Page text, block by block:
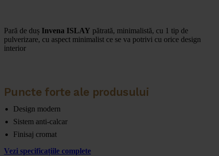
Pară de duș Invena ISLAY pătrată, minimalistă, cu 1 tip de
pulverizare, cu aspect minimalist ce se va potrivi cu orice design
interior
Puncte forte ale produsului
Design modern
Sistem anti-calcar
Finisaj cromat
Vezi specificațiile complete